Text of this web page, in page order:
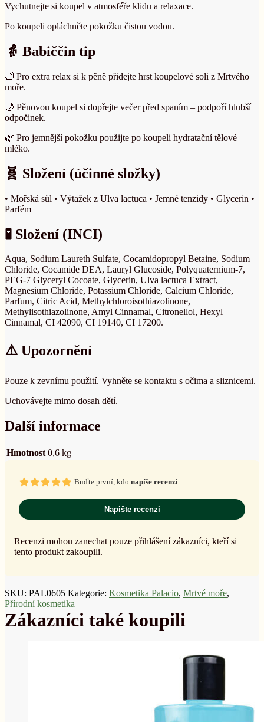
Vychutnejte si koupel v atmosféře klidu a relaxace.
Po koupeli opláchněte pokožku čistou vodou.
👵 Babiččin tip
🛁 Pro extra relax si k pěně přidejte hrst koupelové soli z Mrtvého
moře.
🌙 Pěnovou koupel si dopřejte večer před spaním – podpoří hlubší
odpočinek.
🌿 Pro jemnější pokožku použijte po koupeli hydratační tělové
mléko.
🧬 Složení (účinné složky)
• Mořská sůl • Výtažek z Ulva lactuca • Jemné tenzidy • Glycerin •
Parfém
🧪 Složení (INCI)
Aqua, Sodium Laureth Sulfate, Cocamidopropyl Betaine, Sodium
Chloride, Cocamide DEA, Lauryl Glucoside, Polyquaternium-7,
PEG-7 Glyceryl Cocoate, Glycerin, Ulva lactuca Extract,
Magnesium Chloride, Potassium Chloride, Calcium Chloride,
Parfum, Citric Acid, Methylchloroisothiazolinone,
Methylisothiazolinone, Amyl Cinnamal, Citronellol, Hexyl
Cinnamal, CI 42090, CI 19140, CI 17200.
⚠️ Upozornění
Pouze k zevnímu použití. Vyhněte se kontaktu s očima a sliznicemi.
Uchovávejte mimo dosah dětí.
Další informace
Hmotnost 0,6 kg
Buďte první, kdo napíše recenzi
Napište recenzi
Recenzi mohou zanechat pouze přihlášení zákazníci, kteří si
tento produkt zakoupili.
SKU: PAL0605 Kategorie: Kosmetika Palacio, Mrtvé moře,
Přírodní kosmetika